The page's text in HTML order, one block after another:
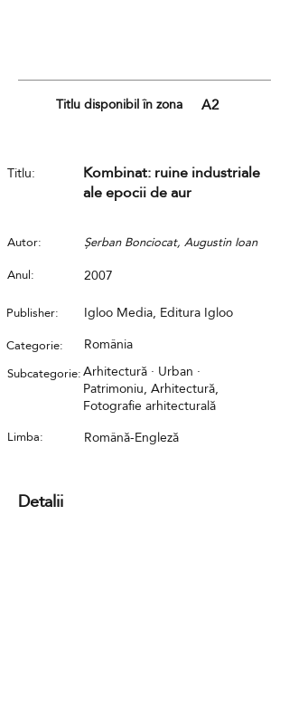
Titlu disponibil în zona A2
Titlu:
Kombinat: ruine industriale
ale epocii de aur
Autor:
Șerban Bonciocat, Augustin Ioan
Anul:
2007
Publisher: Igloo Media, Editura Igloo
Categorie: România
Subcategorie:Arhitectură · Urban ·
Patrimoniu, Arhitectură,
Fotografie arhitecturală
Limba: Română-Engleză
Detalii